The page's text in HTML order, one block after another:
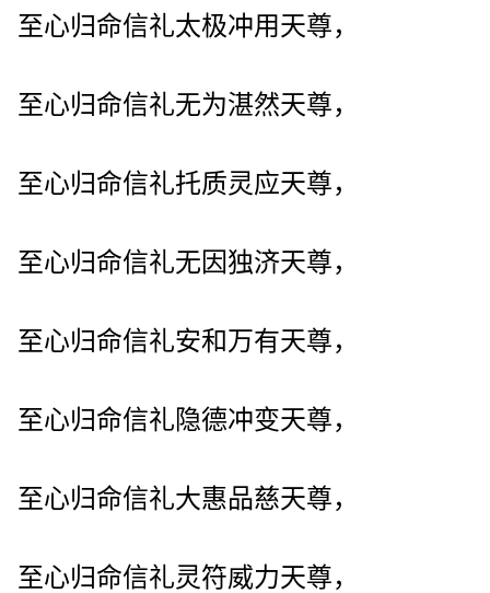
至心归命信礼太极冲用天尊，
至心归命信礼无为湛然天尊，
至心归命信礼托质灵应天尊，
至心归命信礼无因独济天尊，
至心归命信礼安和万有天尊，
至心归命信礼隐德冲变天尊，
至心归命信礼大惠品慈天尊，
至心归命信礼灵符威力天尊，